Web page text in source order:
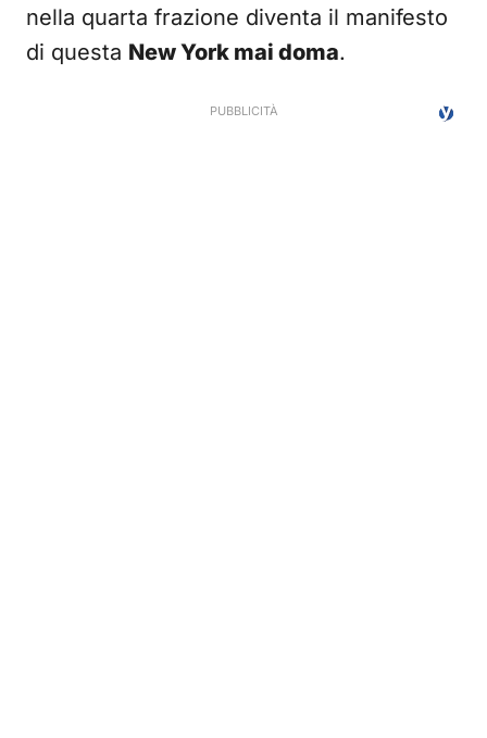
nella quarta frazione diventa il manifesto
di questa New York mai doma.